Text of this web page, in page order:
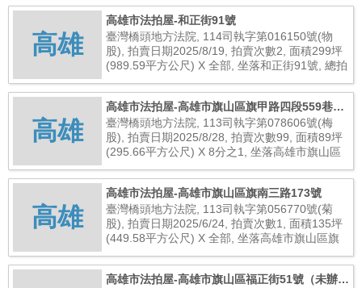
高雄
高雄市法拍屋-和正街91號
臺灣橋頭地方法院, 114司執字第016150號(物
股), 拍賣日期2025/8/19, 拍賣次數2, 面積299坪
(989.59平方公尺) X 全部, 坐落和正街91號, 總拍
高雄
高雄市法拍屋-高雄市旗山區旗甲路四段559巷4
號(未辦保存登記建物)
臺灣橋頭地方法院, 113司執字第078606號(梅
股), 拍賣日期2025/8/28, 拍賣次數99, 面積89坪
(295.66平方公尺) X 8分之1, 坐落高雄市旗山區
賣底價288,000元
高雄
高雄市法拍屋-高雄市旗山區旗南三路173號
臺灣橋頭地方法院, 113司執字第056770號(菊
股), 拍賣日期2025/6/24, 拍賣次數1, 面積135坪
(449.58平方公尺) X 全部, 坐落高雄市旗山區旗
高雄市法拍屋-高雄市旗山區福正街51號（未辦保